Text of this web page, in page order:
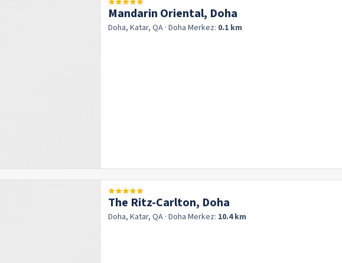
Mandarin Oriental, Doha
Doha, Katar, QA · Doha Merkez: 0.1 km
The Ritz-Carlton, Doha
Doha, Katar, QA · Doha Merkez: 10.4 km